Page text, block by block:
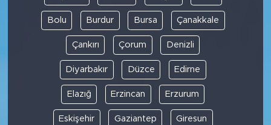
Bolu Burdur Bursa Çanakkale
Çankırı Çorum Denizli
Diyarbakır Düzce Edirne
Elazığ Erzincan Erzurum
Eskişehir Gaziantep Giresun